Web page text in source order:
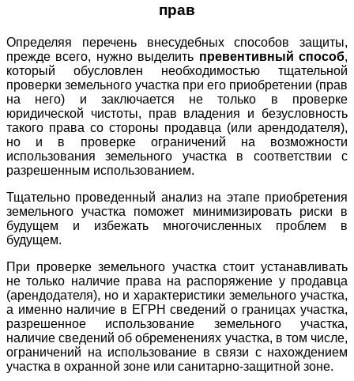
прав
Определяя перечень внесудебных способов защиты,
прежде всего, нужно выделить превентивный способ,
который обусловлен необходимостью тщательной
проверки земельного участка при его приобретении (прав
на него) и заключается не только в проверке
юридической чистоты, прав владения и безусловность
такого права со стороны продавца (или арендодателя),
но и в проверке ограничений на возможности
использования земельного участка в соответствии с
разрешенным использованием.
Тщательно проведенный анализ на этапе приобретения
земельного участка поможет минимизировать риски в
будущем и избежать многочисленных проблем в
будущем.
При проверке земельного участка стоит устанавливать
не только наличие права на распоряжение у продавца
(арендодателя), но и характеристики земельного участка,
а именно наличие в ЕГРН сведений о границах участка,
разрешенное использование земельного участка,
наличие сведений об обременениях участка, в том числе,
ограничений на использование в связи с нахождением
участка в охранной зоне или санитарно-защитной зоне.